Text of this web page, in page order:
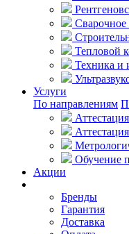
Сварочное
Тепловой
Техника и
Услуги
По направлениям
Обучение
Акции
Бренды
Гарантия
Доставка